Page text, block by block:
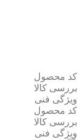
کد محصول
بررسی کالا
ویژگی فنی
کد محصول
بررسی کالا
ویژگی فنی